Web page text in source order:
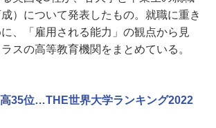
成）について発表したもの。就職に重き
、「雇用される能力」の観点から見
スの高等教育機関をまとめている。
35位…THE世界大学ランキング2022